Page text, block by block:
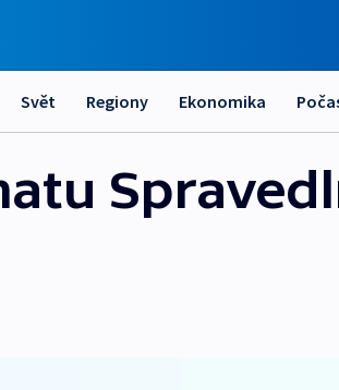
Svět Regiony Ekonomika